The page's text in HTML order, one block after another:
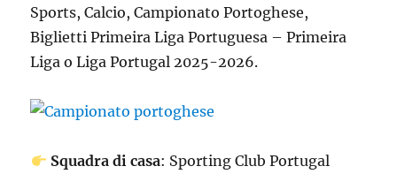
Sports, Calcio, Campionato Portoghese,
Biglietti Primeira Liga Portuguesa – Primeira
Liga o Liga Portugal 2025-2026.
Squadra di casa: Sporting Club Portugal